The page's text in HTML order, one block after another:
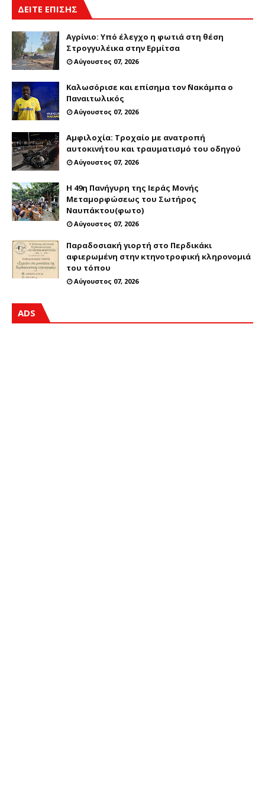
ΔΕΙΤΕ ΕΠΙΣΗΣ
Αγρίνιο: Υπό έλεγχο η φωτιά στη θέση
Στρογγυλέικα στην Ερμίτσα
Αύγουστος 07, 2026
Καλωσόρισε και επίσημα τον ΄Νακάμπα ο
Παναιτωλικός
Αύγουστος 07, 2026
Αμφιλοχία: Τροχαίο με ανατροπή
αυτοκινήτου και τραυματισμό του οδηγού
Αύγουστος 07, 2026
Η 49η Πανήγυρη της Ιεράς Μονής
Μεταμορφώσεως του Σωτήρος
Ναυπάκτου(φωτο)
Αύγουστος 07, 2026
Παραδοσιακή γιορτή στο Περδικάκι
αφιερωμένη στην κτηνοτροφική κληρονομιά
του τόπου
Αύγουστος 07, 2026
ADS